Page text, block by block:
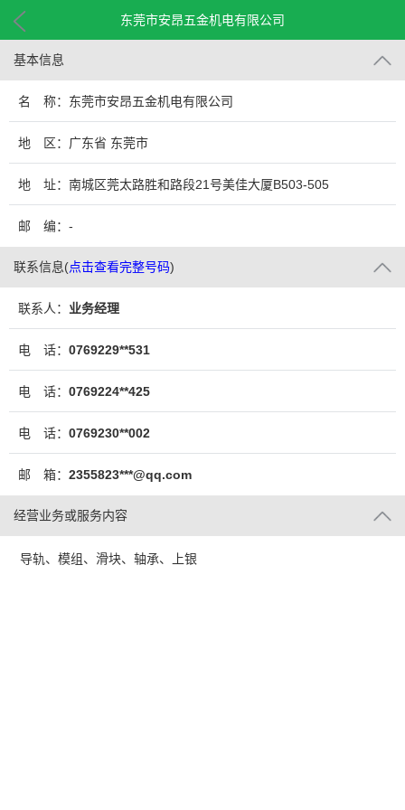
东莞市安昂五金机电有限公司
基本信息
名 称：东莞市安昂五金机电有限公司
地 区：广东省 东莞市
地 址：南城区莞太路胜和路段21号美佳大厦B503-505
邮 编：-
联系信息(点击查看完整号码)
联系人： 业务经理
电 话： 0769229**531
电 话： 0769224**425
电 话： 0769230**002
邮 箱： 2355823***@qq.com
经营业务或服务内容
导轨、模组、滑块、轴承、上银